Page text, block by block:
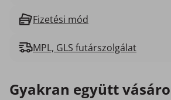
Fizetési mód
MPL, GLS futárszolgálat
Gyakran együtt